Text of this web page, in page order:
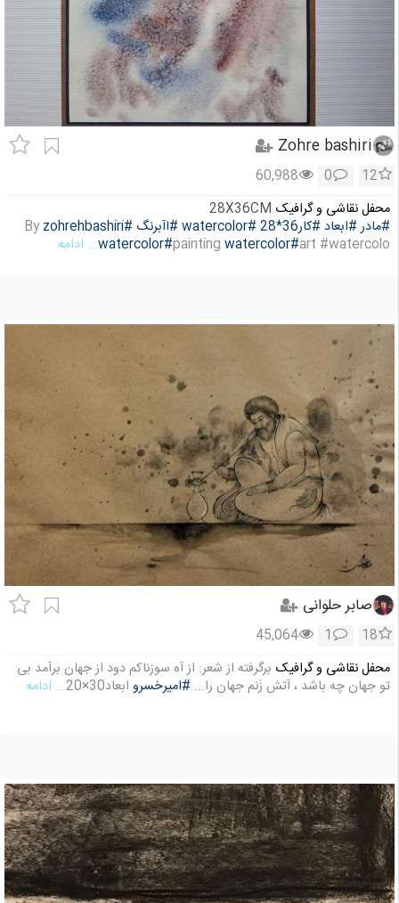
Zohre bashiri
12
0
60,988
محفل نقاشی و گرافیک 28X36CM
#مادر #ابعاد #کار36*28 #watercolor
#zohrehbashiri #اآبرنگ
#watercolorpainting #watercolorart #watercolo ... ادامه
صابر حلوانی
18
1
45,064
محفل نقاشی و گرافیک برگرفته از شعر: از آه سوزناکم دود از جهان برآمد بی
تو جهان چه باشد ، آتش زَنم جهان را... #امیرخسرو ابعاد30×20 ... ادامه